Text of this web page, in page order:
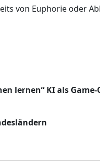
von Euphorie oder
lernen“ KI als